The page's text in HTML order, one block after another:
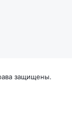
защищены.